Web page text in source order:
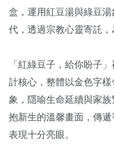
盒，運用紅豆湯與綠豆
代，透過宗教心靈寄託，
「紅綠豆子，給你盼子
計核心，整體以金色字
象，隱喻生命延續與家
抱新生的溫馨畫面，傳
表現十分亮眼。